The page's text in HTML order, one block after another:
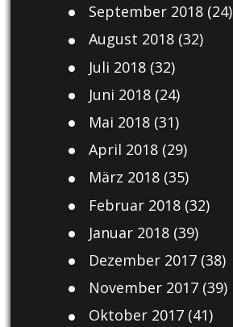
September 2018(24)
August 2018(32)
Juli 2018(32)
Juni 2018(24)
Mai 2018(31)
April 2018(29)
März 2018(35)
Februar 2018(32)
Januar 2018(39)
Dezember 2017(38)
November 2017(39)
Oktober 2017(41)